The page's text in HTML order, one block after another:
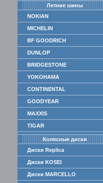
Летние шины
NOKIAN
MICHELIN
BF GOODRICH
DUNLOP
BRIDGESTONE
YOKOHAMA
CONTINENTAL
GOODYEAR
MAXXIS
TIGAR
Колесные диски
Диски Replica
Диски KOSEI
Диски MARCELLO